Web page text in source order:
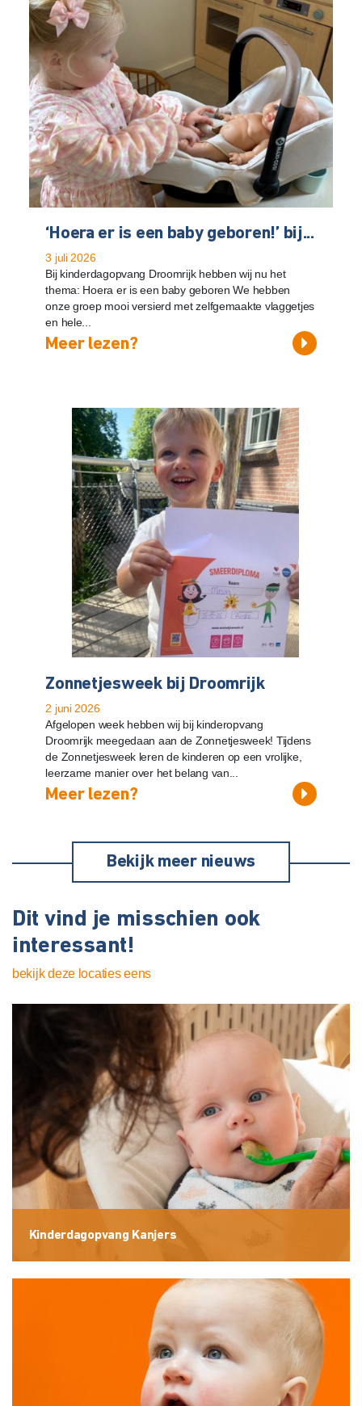
‘Hoera er is een baby geboren!’ bij...
3 juli 2026
Bij kinderdagopvang Droomrijk hebben wij nu het
thema: Hoera er is een baby geboren We hebben
onze groep mooi versierd met zelfgemaakte vlaggetjes
en hele...
Meer lezen?
Zonnetjesweek bij Droomrijk
2 juni 2026
Afgelopen week hebben wij bij kinderopvang
Droomrijk meegedaan aan de Zonnetjesweek! Tijdens
de Zonnetjesweek leren de kinderen op een vrolijke,
leerzame manier over het belang van...
Meer lezen?
Bekijk meer nieuws
Dit vind je misschien ook
interessant!
bekijk deze locaties eens
Kinderdagopvang Kanjers